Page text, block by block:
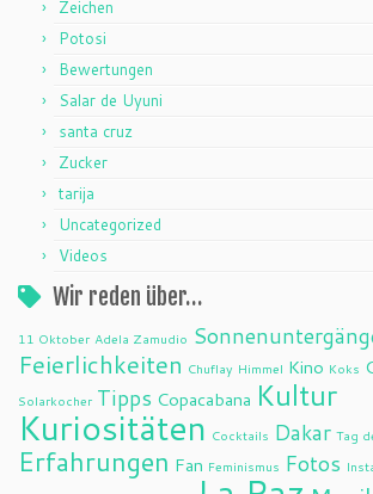
Zeichen
Potosi
Bewertungen
Salar de Uyuni
santa cruz
Zucker
tarija
Uncategorized
Videos
Wir reden über…
11 Oktober Adela Zamudio
Feierlichkeiten Chuflay Himmel Kino Koks
Solarkocher Tipps Copacabana Kultur
Kuriositäten Cocktails Dakar Tag
Erfahrungen Fan Feminismus Fotos